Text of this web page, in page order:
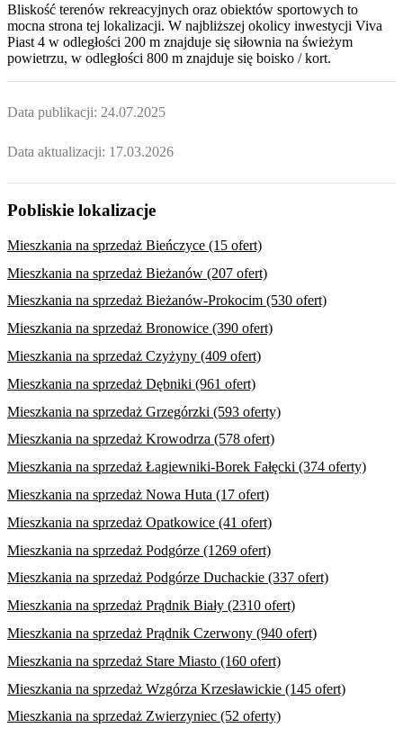
Bliskość terenów rekreacyjnych oraz obiektów sportowych to
mocna strona tej lokalizacji. W najbliższej okolicy inwestycji Viva
Piast 4 w odległości 200 m znajduje się siłownia na świeżym
powietrzu, w odległości 800 m znajduje się boisko / kort.
Data publikacji: 24.07.2025
Data aktualizacji: 17.03.2026
Pobliskie lokalizacje
Mieszkania na sprzedaż Bieńczyce (15 ofert)
Mieszkania na sprzedaż Bieżanów (207 ofert)
Mieszkania na sprzedaż Bieżanów-Prokocim (530 ofert)
Mieszkania na sprzedaż Bronowice (390 ofert)
Mieszkania na sprzedaż Czyżyny (409 ofert)
Mieszkania na sprzedaż Dębniki (961 ofert)
Mieszkania na sprzedaż Grzegórzki (593 oferty)
Mieszkania na sprzedaż Krowodrza (578 ofert)
Mieszkania na sprzedaż Łagiewniki-Borek Fałęcki (374 oferty)
Mieszkania na sprzedaż Nowa Huta (17 ofert)
Mieszkania na sprzedaż Opatkowice (41 ofert)
Mieszkania na sprzedaż Podgórze (1269 ofert)
Mieszkania na sprzedaż Podgórze Duchackie (337 ofert)
Mieszkania na sprzedaż Prądnik Biały (2310 ofert)
Mieszkania na sprzedaż Prądnik Czerwony (940 ofert)
Mieszkania na sprzedaż Stare Miasto (160 ofert)
Mieszkania na sprzedaż Wzgórza Krzesławickie (145 ofert)
Mieszkania na sprzedaż Zwierzyniec (52 oferty)